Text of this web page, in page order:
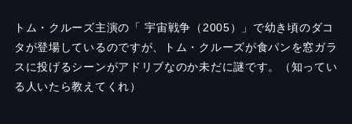
トム・クルーズ主演の「 宇宙戦争（2005）」で幼き頃のダコ
タが登場しているのですが、トム・クルーズが食パンを窓ガラ
スに投げるシーンがアドリブなのか未だに謎です。（知ってい
る人いたら教えてくれ）